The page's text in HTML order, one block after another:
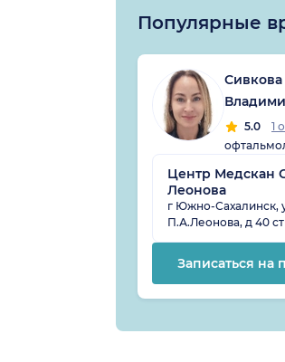
Популярные
5.0
1
Центр Медскан
Леонова
г Южно-Сахалинск,
П.А.Леонова, д 40
Записаться на